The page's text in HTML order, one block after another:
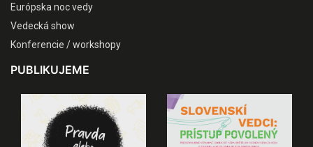
Európska noc vedy
Vedecká show
Konferencie / workshopy
PUBLIKUJEME